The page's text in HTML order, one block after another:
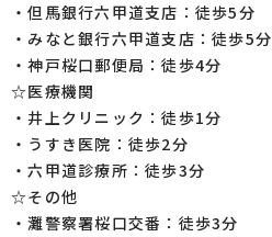
・但馬銀行六甲道支店：徒歩5分
・みなと銀行六甲道支店：徒歩5分
・神戸桜口郵便局：徒歩4分
☆医療機関
・井上クリニック：徒歩1分
・うすき医院：徒歩2分
・六甲道診療所：徒歩3分
☆その他
・灘警察署桜口交番：徒歩3分